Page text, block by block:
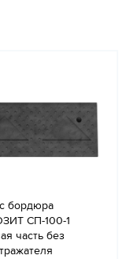
бордюра
СП-100-1
часть без